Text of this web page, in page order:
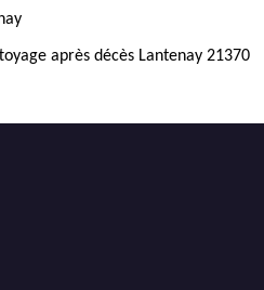
après décès Lantenay 21370